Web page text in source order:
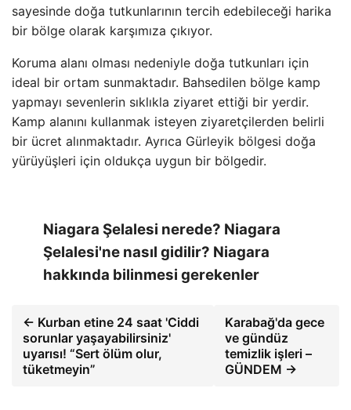
sayesinde doğa tutkunlarının tercih edebileceği harika
bir bölge olarak karşımıza çıkıyor.
Koruma alanı olması nedeniyle doğa tutkunları için
ideal bir ortam sunmaktadır. Bahsedilen bölge kamp
yapmayı sevenlerin sıklıkla ziyaret ettiği bir yerdir.
Kamp alanını kullanmak isteyen ziyaretçilerden belirli
bir ücret alınmaktadır. Ayrıca Gürleyik bölgesi doğa
yürüyüşleri için oldukça uygun bir bölgedir.
Niagara Şelalesi nerede? Niagara
Şelalesi'ne nasıl gidilir? Niagara
hakkında bilinmesi gerekenler
← Kurban etine 24 saat 'Ciddi
sorunlar yaşayabilirsiniz'
uyarısı! “Sert ölüm olur,
tüketmeyin”
Karabağ'da gece
ve gündüz
temizlik işleri –
GÜNDEM →